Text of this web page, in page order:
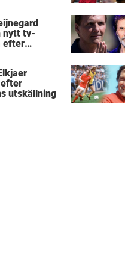
nytt tv-
efter
utskällning